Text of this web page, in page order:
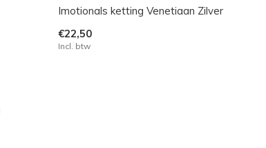
Imotionals ketting Venetiaan Zilver
€22,50
Incl. btw